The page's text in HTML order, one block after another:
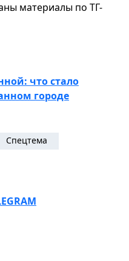
материалы по ТГ-
что стало
городе
Спецтема